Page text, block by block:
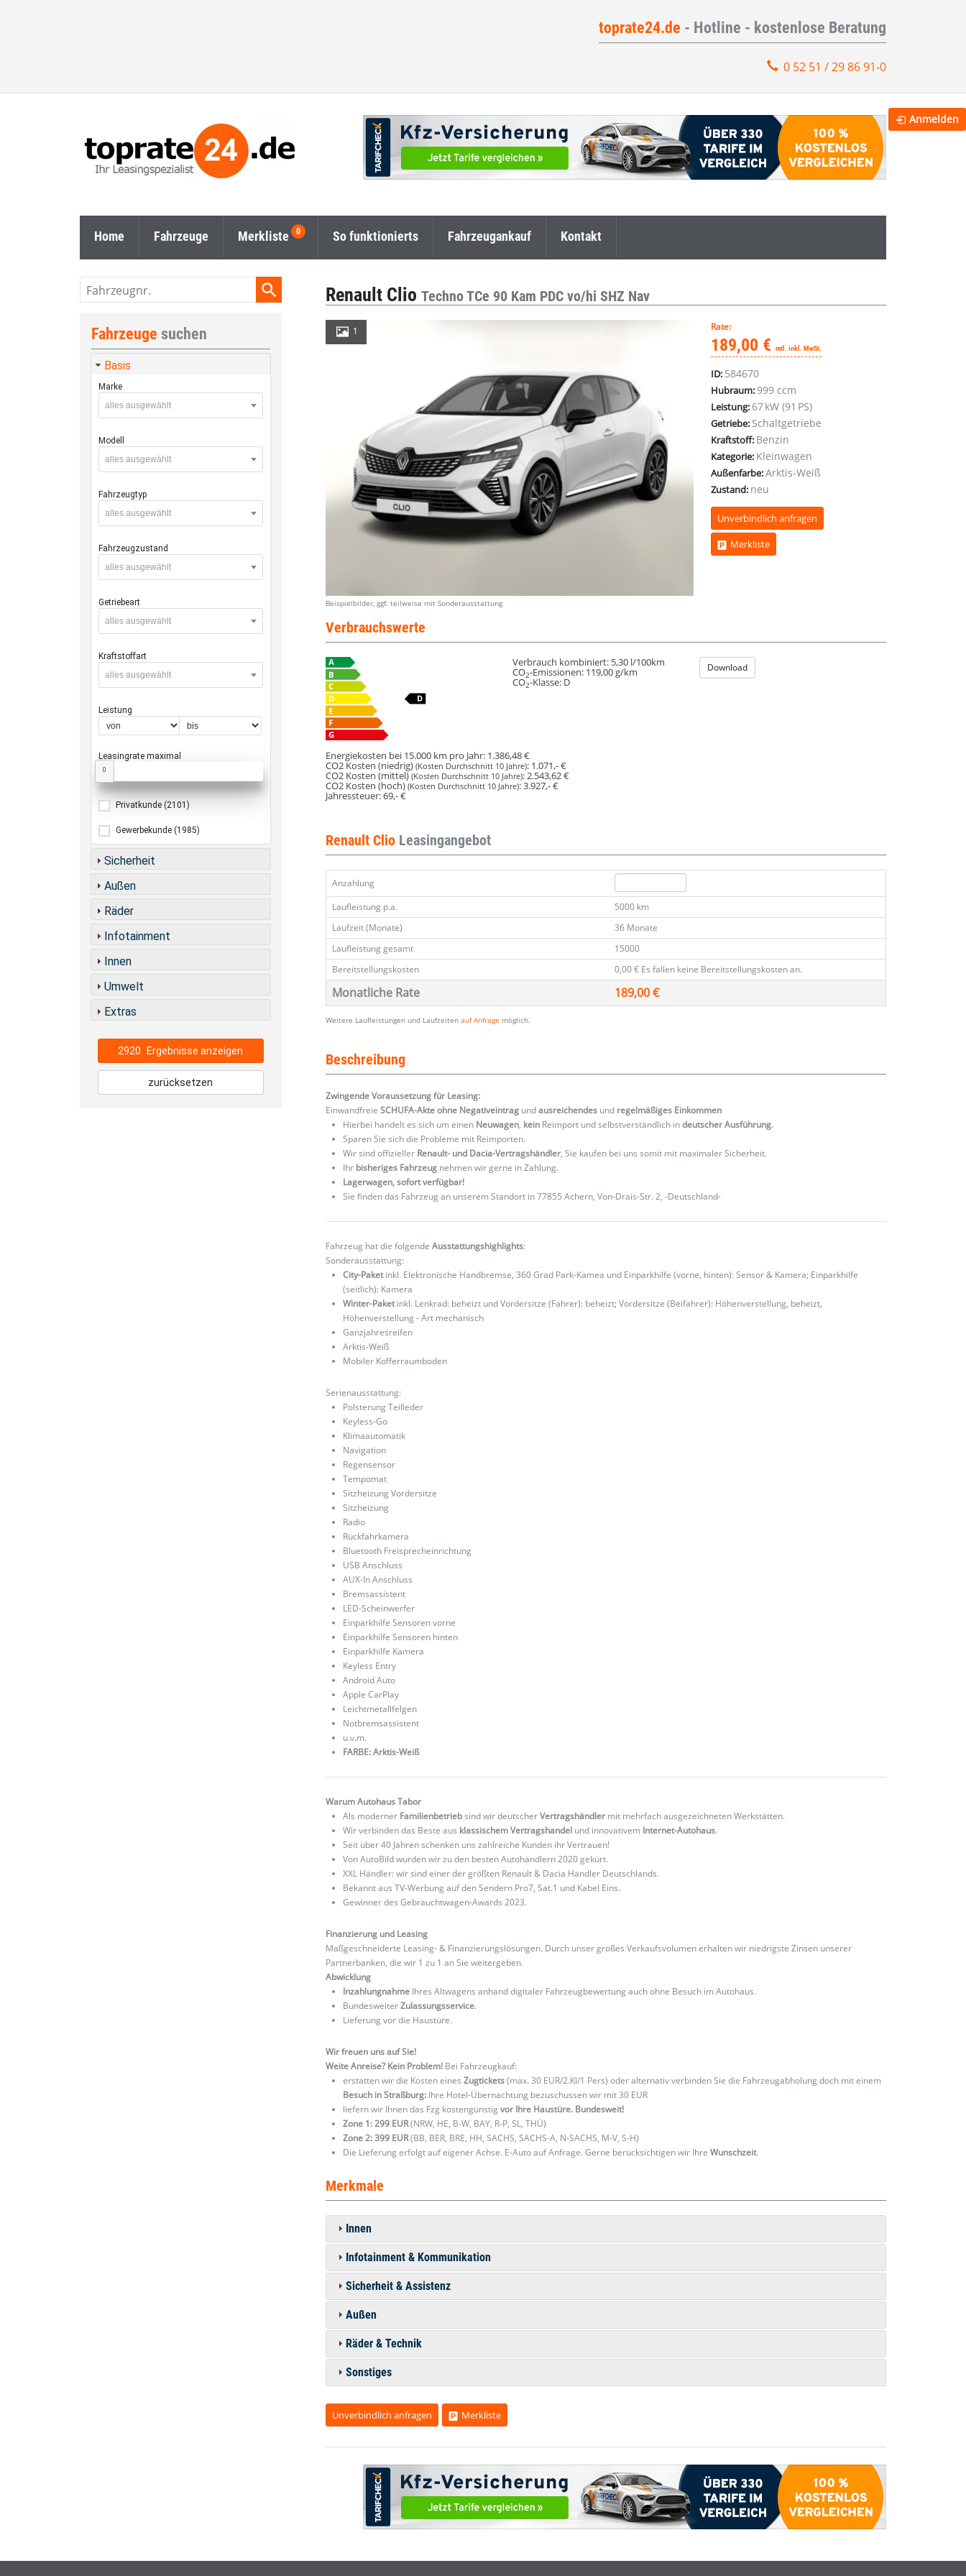
toprate24.de - Hotline - kostenlose Beratung
0 52 51 / 29 86 91-0
Home Fahrzeuge Merkliste So funktionierts Fahrzeugankauf Kontakt
Renault ClioTechno TCe 90 Kam PDC vo/hi SHZ Nav
1
Beispielbilder, ggf. teilweise mit Sonderausstattung
Rate:
189,00 € mtl. inkl. MwSt.
ID: 584670
Hubraum:999 ccm
Leistung:67 kW (91 PS)
Getriebe: Schaltgetriebe
Kraftstoff: Benzin
Kategorie: Kleinwagen
Außenfarbe:Arktis-Weiß
Zustand: neu
Unverbindlich anfragen
Merkliste
Verbrauchswerte
Verbrauch kombiniert: 5,30 l/100km
CO2-Emissionen: 119,00 g/km
CO2-Klasse: D
Download
Energiekosten bei 15.000 km pro Jahr: 1.386,48 €
CO2 Kosten (niedrig)(Kosten Durchschnitt 10 Jahre): 1.071,- €
CO2 Kosten (mittel)(Kosten Durchschnitt 10 Jahre):2.543,62 €
CO2 Kosten (hoch)(Kosten Durchschnitt 10 Jahre):3.927,- €
Jahressteuer:69,- €
Renault Clio Leasingangebot
Anzahlung
Laufleistung p.a.
5000 km
Laufzeit (Monate)
36 Monate
Laufleistung gesamt
15000
Bereitstellungskosten
0,00 € Es fallen keine Bereitstellungskosten an.
Monatliche Rate 189,00 €
Weitere Laufleistungen und Laufzeitenauf Anfrage möglich.
Beschreibung
Zwingende Voraussetzung für Leasing:
EinwandfreieSCHUFA-Akte ohne Negativeintrag undausreichendes und regelmäßiges Einkommen
Hierbei handelt es sich um einen Neuwagen, kein Reimport und selbstverständlich indeutscher Ausführung.
Sparen Sie sich die Probleme mit Reimporten.
Wir sind offizieller Renault- und Dacia-Vertragshändler, Sie kaufen bei uns somit mit maximaler Sicherheit.
Ihr bisheriges Fahrzeug nehmen wir gerne in Zahlung.
Lagerwagen, sofort verfügbar!
Sie finden das Fahrzeug an unserem Standort in 77855 Achern, Von-Drais-Str. 2, -Deutschland-
Fahrzeug hat die folgendeAusstattungshighlights:
Sonderausstattung:
City-Paketinkl. Elektronische Handbremse, 360 Grad Park-Kamea und Einparkhilfe (vorne, hinten): Sensor & Kamera; Einparkhilfe
(seitlich): Kamera
Winter-Paketinkl. Lenkrad: beheizt und Vordersitze (Fahrer): beheizt; Vordersitze (Beifahrer): Höhenverstellung, beheizt,
Höhenverstellung - Art mechanisch
Ganzjahresreifen
Arktis-Weiß
Mobiler Kofferraumboden
Serienausstattung:
Polsterung Teilleder
Keyless-Go
Klimaautomatik
Navigation
Regensensor
Tempomat
Sitzheizung Vordersitze
Sitzheizung
Radio
Rückfahrkamera
Bluetooth Freisprecheinrichtung
USB Anschluss
AUX-In Anschluss
Bremsassistent
LED-Scheinwerfer
Einparkhilfe Sensoren vorne
Einparkhilfe Sensoren hinten
Einparkhilfe Kamera
Keyless Entry
Android Auto
Apple CarPlay
Leichtmetallfelgen
Notbremsassistent
u.v.m.
FARBE: Arktis-Weiß
Warum Autohaus Tabor
Als moderner Familienbetriebsind wir deutscherVertragshändler mit mehrfach ausgezeichneten Werkstätten.
Wir verbinden das Beste aus klassischem Vertragshandel und innovativem Internet-Autohaus.
Seit über 40 Jahren schenken uns zahlreiche Kunden ihr Vertrauen!
Von AutoBild wurden wir zu den besten Autohändlern 2020 gekürt.
XXL Händler: wir sind einer der größten Renault & Dacia Händler Deutschlands.
Bekannt aus TV-Werbung auf den Sendern Pro7, Sat.1 und Kabel Eins.
Gewinner des Gebrauchtwagen-Awards 2023.
Finanzierung und Leasing
Maßgeschneiderte Leasing- & Finanzierungslösungen. Durch unser großes Verkaufsvolumen erhalten wir niedrigste Zinsen unserer
Partnerbanken, die wir 1 zu 1 an Sie weitergeben.
Abwicklung
Inzahlungnahme Ihres Altwagens anhand digitaler Fahrzeugbewertung auch ohne Besuch im Autohaus.
BundesweiterZulassungsservice.
Lieferung vor die Haustüre.
Wir freuen uns auf Sie!
Weite Anreise? Kein Problem! Bei Fahrzeugkauf:
erstatten wir die Kosten einesZugtickets(max. 30 EUR/2.Kl/1 Pers) oder alternativ verbinden Sie die Fahrzeugabholung doch mit einem
Besuch in Straßburg: Ihre Hotel-Übernachtung bezuschussen wir mit 30 EUR
liefern wir Ihnen das Fzg kostengünstigvor Ihre Haustüre. Bundesweit!
Zone 1: 299 EUR(NRW, HE, B-W, BAY, R-P, SL, THÜ)
Zone 2: 399 EUR(BB, BER, BRE, HH, SACHS, SACHS-A, N-SACHS, M-V, S-H)
Die Lieferung erfolgt auf eigener Achse. E-Auto auf Anfrage. Gerne berücksichtigen wir IhreWunschzeit.
Merkmale
Innen
Infotainment & Kommunikation
Sicherheit & Assistenz
Außen
Räder & Technik
Sonstiges
Unverbindlich anfragen Merkliste
Fahrzeugnr.
Fahrzeuge suchen
Basis
Marke
alles ausgewählt
Modell
alles ausgewählt
Fahrzeugtyp
alles ausgewählt
Fahrzeugzustand
alles ausgewählt
Getriebeart
alles ausgewählt
Kraftstoffart
alles ausgewählt
Leistung
Leasingrate maximal
0
Privatkunde (2101)
Gewerbekunde (1985)
Sicherheit
Außen
Räder
Infotainment
Innen
Umwelt
Extras
2920 Ergebnisse anzeigen
zurücksetzen
Anmelden